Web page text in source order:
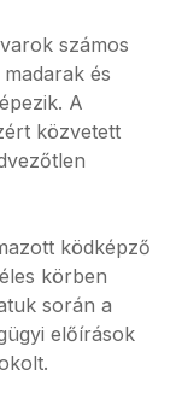
számos
és
A
közvetett
ködképző
körben
során a
előírások